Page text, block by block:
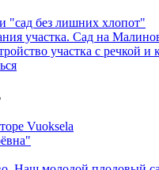
"сад без лишних хлопот"
участка. Сад на
участка с речкой
Vuoksela